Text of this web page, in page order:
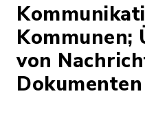
von
Dokumenten